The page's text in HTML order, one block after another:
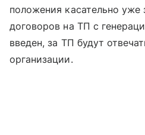
положения касательно уже
договоров на ТП с
введен, за ТП будут
организации.